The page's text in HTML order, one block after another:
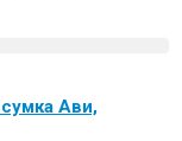
Ави,